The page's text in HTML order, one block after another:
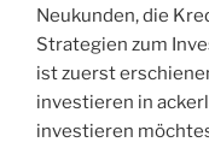
Neukunden, die
Strategien zum
ist zuerst
investieren in
investieren